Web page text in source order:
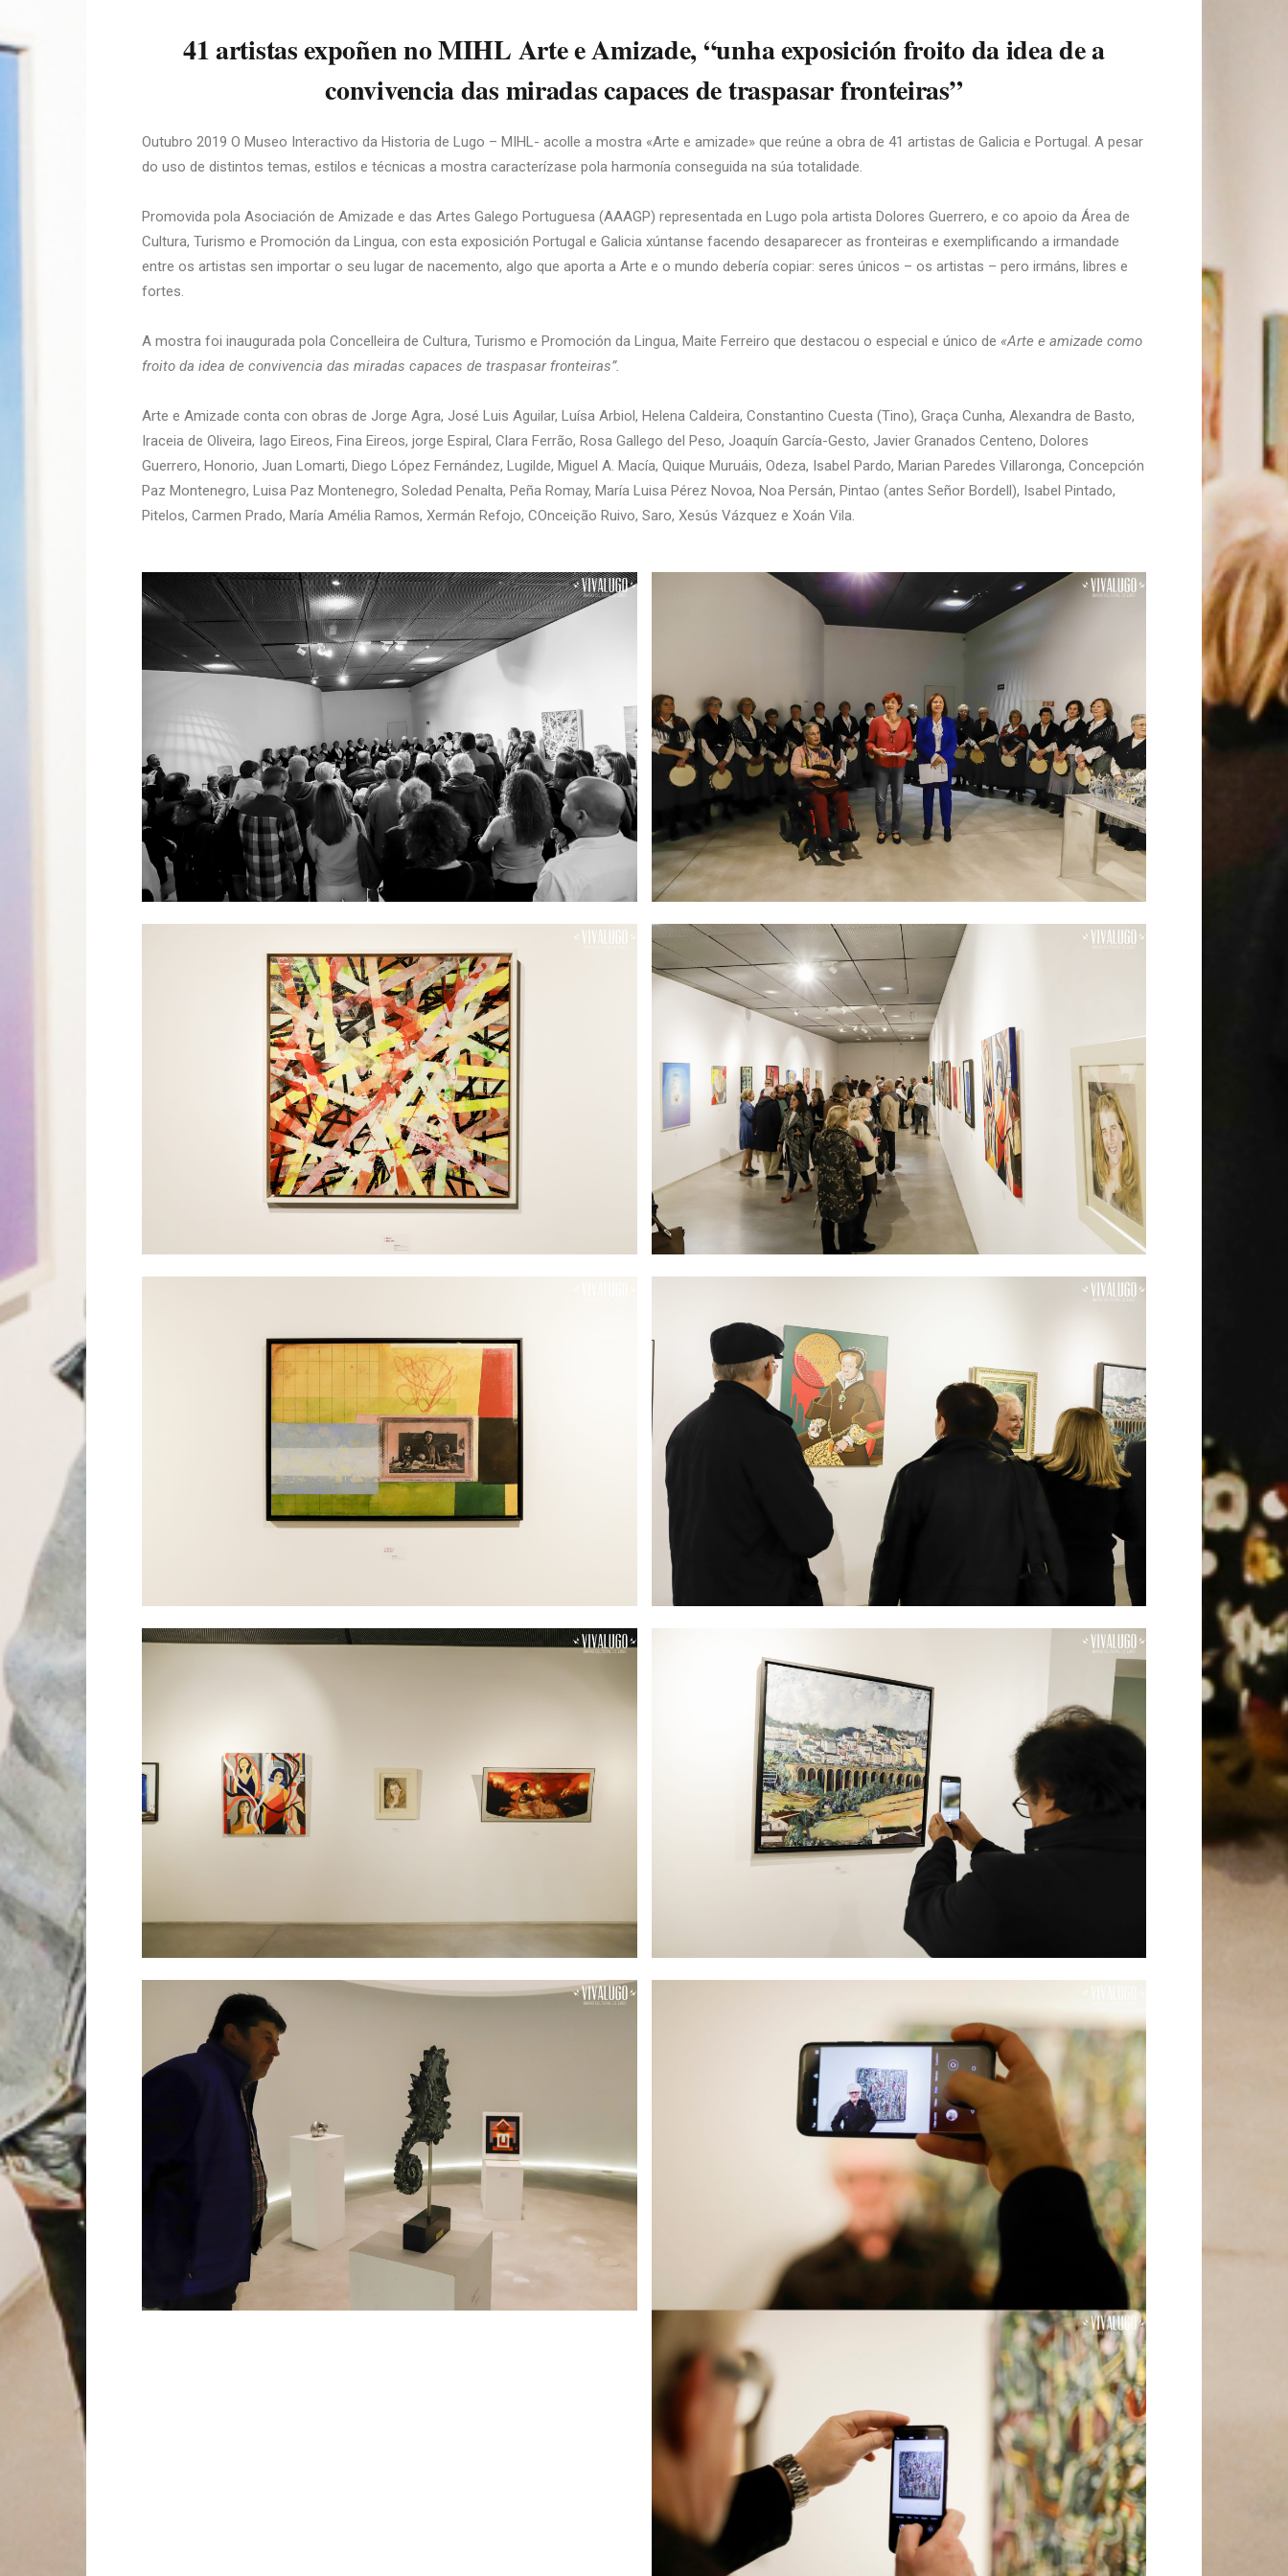
41 artistas expoñen no MIHL Arte e Amizade, “unha exposición froito da idea de a
convivencia das miradas capaces de traspasar fronteiras”
Outubro 2019 O Museo Interactivo da Historia de Lugo – MIHL- acolle a mostra «Arte e amizade» que reúne a obra de 41 artistas de Galicia e Portugal. A pesar
do uso de distintos temas, estilos e técnicas a mostra caracterízase pola harmonía conseguida na súa totalidade.
Promovida pola Asociación de Amizade e das Artes Galego Portuguesa (AAAGP) representada en Lugo pola artista Dolores Guerrero, e co apoio da Área de
Cultura, Turismo e Promoción da Lingua, con esta exposición Portugal e Galicia xúntanse facendo desaparecer as fronteiras e exemplificando a irmandade
entre os artistas sen importar o seu lugar de nacemento, algo que aporta a Arte e o mundo debería copiar: seres únicos – os artistas – pero irmáns, libres e
fortes.
A mostra foi inaugurada pola Concelleira de Cultura, Turismo e Promoción da Lingua, Maite Ferreiro que destacou o especial e único de «Arte e amizade como
froito da idea de convivencia das miradas capaces de traspasar fronteiras”.
Arte e Amizade conta con obras de Jorge Agra, José Luis Aguilar, Luísa Arbiol, Helena Caldeira, Constantino Cuesta (Tino), Graça Cunha, Alexandra de Basto,
Iraceia de Oliveira, Iago Eireos, Fina Eireos, jorge Espiral, Clara Ferrão, Rosa Gallego del Peso, Joaquín García-Gesto, Javier Granados Centeno, Dolores
Guerrero, Honorio, Juan Lomarti, Diego López Fernández, Lugilde, Miguel A. Macía, Quique Muruáis, Odeza, Isabel Pardo, Marian Paredes Villaronga, Concepción
Paz Montenegro, Luisa Paz Montenegro, Soledad Penalta, Peña Romay, María Luisa Pérez Novoa, Noa Persán, Pintao (antes Señor Bordell), Isabel Pintado,
Pitelos, Carmen Prado, María Amélia Ramos, Xermán Refojo, COnceição Ruivo, Saro, Xesús Vázquez e Xoán Vila.